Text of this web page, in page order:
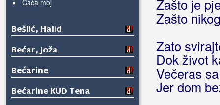
Ćaća moj
Bešlić, Halid
Bećar, Joža
Bećarine
Bećarine KUD Tena
Zašto je
Zašto
Zato
Dok život
Večeras
Jer dom